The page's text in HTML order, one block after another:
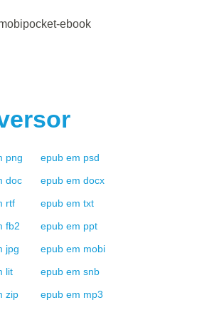
ebook
png epub em psd
doc epub em docx
rtf epub em txt
fb2 epub em ppt
jpg epub em mobi
lit epub em snb
zip epub em mp3